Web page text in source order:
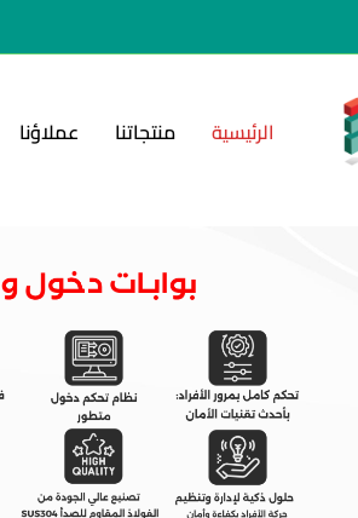
الرئيسية منتجاتنا عملاؤنا